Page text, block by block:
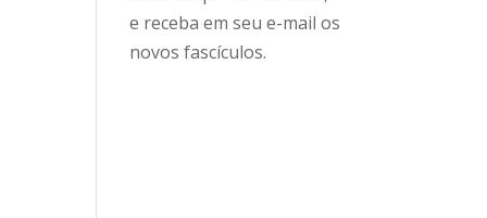
e receba em seu e-mail os
novos fascículos.